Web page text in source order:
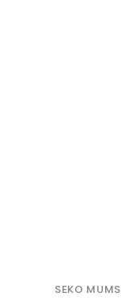
SEKO MUMS